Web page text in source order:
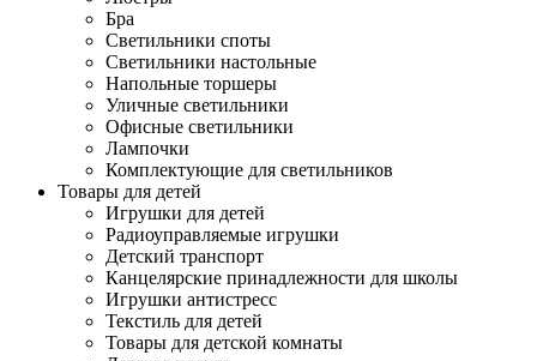
Бра
Светильники споты
Светильники настольные
Напольные торшеры
Уличные светильники
Офисные светильники
Лампочки
Комплектующие для светильников
Товары для детей
Игрушки для детей
Радиоуправляемые игрушки
Детский транспорт
Канцелярские принадлежности для школы
Игрушки антистресс
Текстиль для детей
Товары для детской комнаты